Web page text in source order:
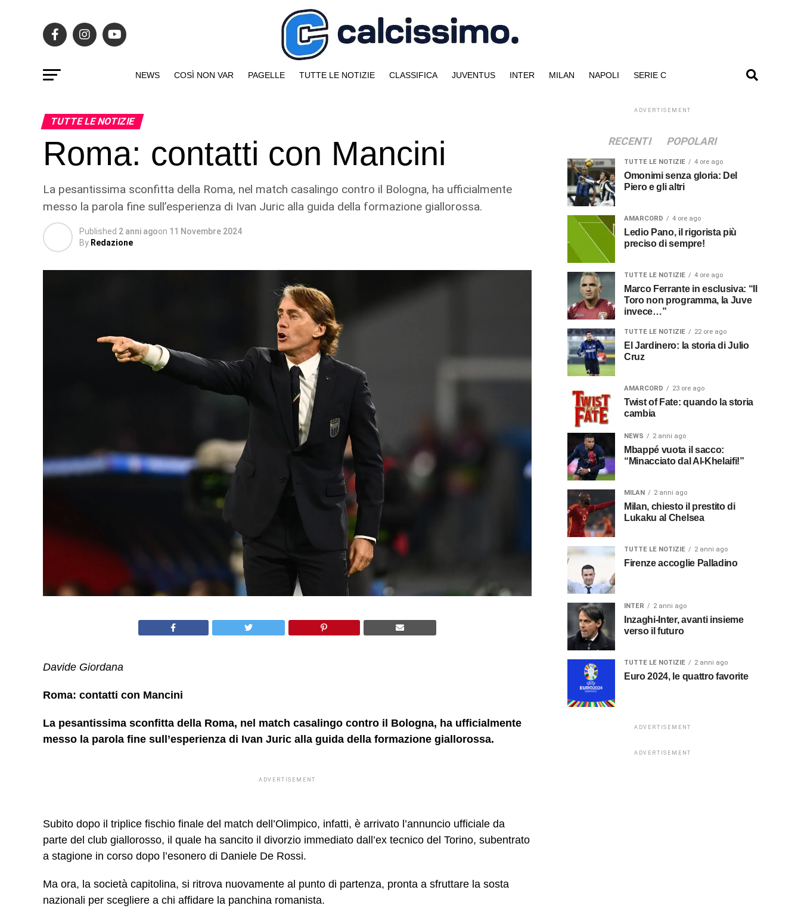
NEWS COSÌ NON VAR PAGELLE TUTTE LE NOTIZIE CLASSIFICA JUVENTUS INTER MILAN NAPOLI SERIE C
TUTTE LE NOTIZIE
Roma: contatti con Mancini
La pesantissima sconfitta della Roma, nel match casalingo contro il Bologna, ha ufficialmente
messo la parola fine sull’esperienza di Ivan Juric alla guida della formazione giallorossa.
Published 2 anni agoon 11 Novembre 2024
By Redazione
Davide Giordana
Roma: contatti con Mancini
La pesantissima sconfitta della Roma, nel match casalingo contro il Bologna, ha ufficialmente
messo la parola fine sull’esperienza di Ivan Juric alla guida della formazione giallorossa.
ADVERTISEMENT
Subito dopo il triplice fischio finale del match dell’Olimpico, infatti, è arrivato l’annuncio ufficiale da
parte del club giallorosso, il quale ha sancito il divorzio immediato dall’ex tecnico del Torino, subentrato
a stagione in corso dopo l’esonero di Daniele De Rossi.
Ma ora, la società capitolina, si ritrova nuovamente al punto di partenza, pronta a sfruttare la sosta
nazionali per scegliere a chi affidare la panchina romanista.
ADVERTISEMENT
RECENTI POPOLARI
TUTTE LE NOTIZIE 4 ore ago
Omonimi senza gloria: Del
Piero e gli altri
AMARCORD 4 ore ago
Ledio Pano, il rigorista più
preciso di sempre!
TUTTE LE NOTIZIE 4 ore ago
Marco Ferrante in esclusiva: “Il
Toro non programma, la Juve
invece…”
TUTTE LE NOTIZIE 22 ore ago
El Jardinero: la storia di Julio
Cruz
AMARCORD 23 ore ago
Twist of Fate: quando la storia
cambia
NEWS 2 anni ago
Mbappé vuota il sacco:
“Minacciato dal Al-Khelaifi!”
MILAN 2 anni ago
Milan, chiesto il prestito di
Lukaku al Chelsea
TUTTE LE NOTIZIE 2 anni ago
Firenze accoglie Palladino
INTER 2 anni ago
Inzaghi-Inter, avanti insieme
verso il futuro
TUTTE LE NOTIZIE 2 anni ago
Euro 2024, le quattro favorite
ADVERTISEMENT
ADVERTISEMENT